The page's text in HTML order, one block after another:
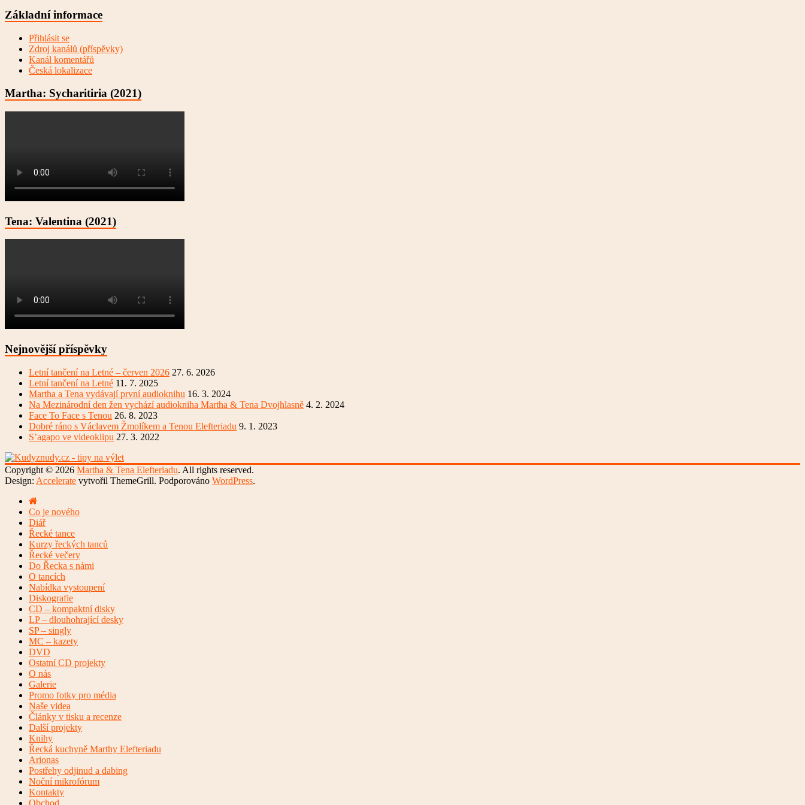
Základní informace
Přihlásit se
Zdroj kanálů (příspěvky)
Kanál komentářů
Česká lokalizace
Martha: Sycharitiria (2021)
Tena: Valentina (2021)
Nejnovější příspěvky
Letní tančení na Letné – červen 2026 27. 6. 2026
Letní tančení na Letné 11. 7. 2025
Martha a Tena vydávají první audioknihu 16. 3. 2024
Na Mezinárodní den žen vychází audiokniha Martha & Tena Dvojhlasně 4. 2. 2024
Face To Face s Tenou 26. 8. 2023
Dobré ráno s Václavem Žmolíkem a Tenou Elefteriadu 9. 1. 2023
S’agapo ve videoklipu 27. 3. 2022
Copyright © 2026 Martha & Tena Elefteriadu. All rights reserved.
Design: Accelerate vytvořil ThemeGrill. Podporováno WordPress.
Co je nového
Diář
Řecké tance
Kurzy řeckých tanců
Řecké večery
Do Řecka s námi
O tancích
Nabídka vystoupení
Diskografie
CD – kompaktní disky
LP – dlouhohrající desky
SP – singly
MC – kazety
DVD
Ostatní CD projekty
O nás
Galerie
Promo fotky pro média
Naše videa
Články v tisku a recenze
Další projekty
Knihy
Řecká kuchyně Marthy Elefteriadu
Arionas
Postřehy odjinud a dabing
Noční mikrofórum
Kontakty
Obchod